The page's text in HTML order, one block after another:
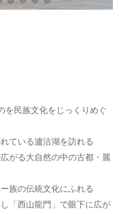
を民族文化をじっくりめぐ
ている瀘沽湖を訪れる
がる大自然の中の古都・麗
族の伝統文化にふれる
「西山龍門」で眼下に広が